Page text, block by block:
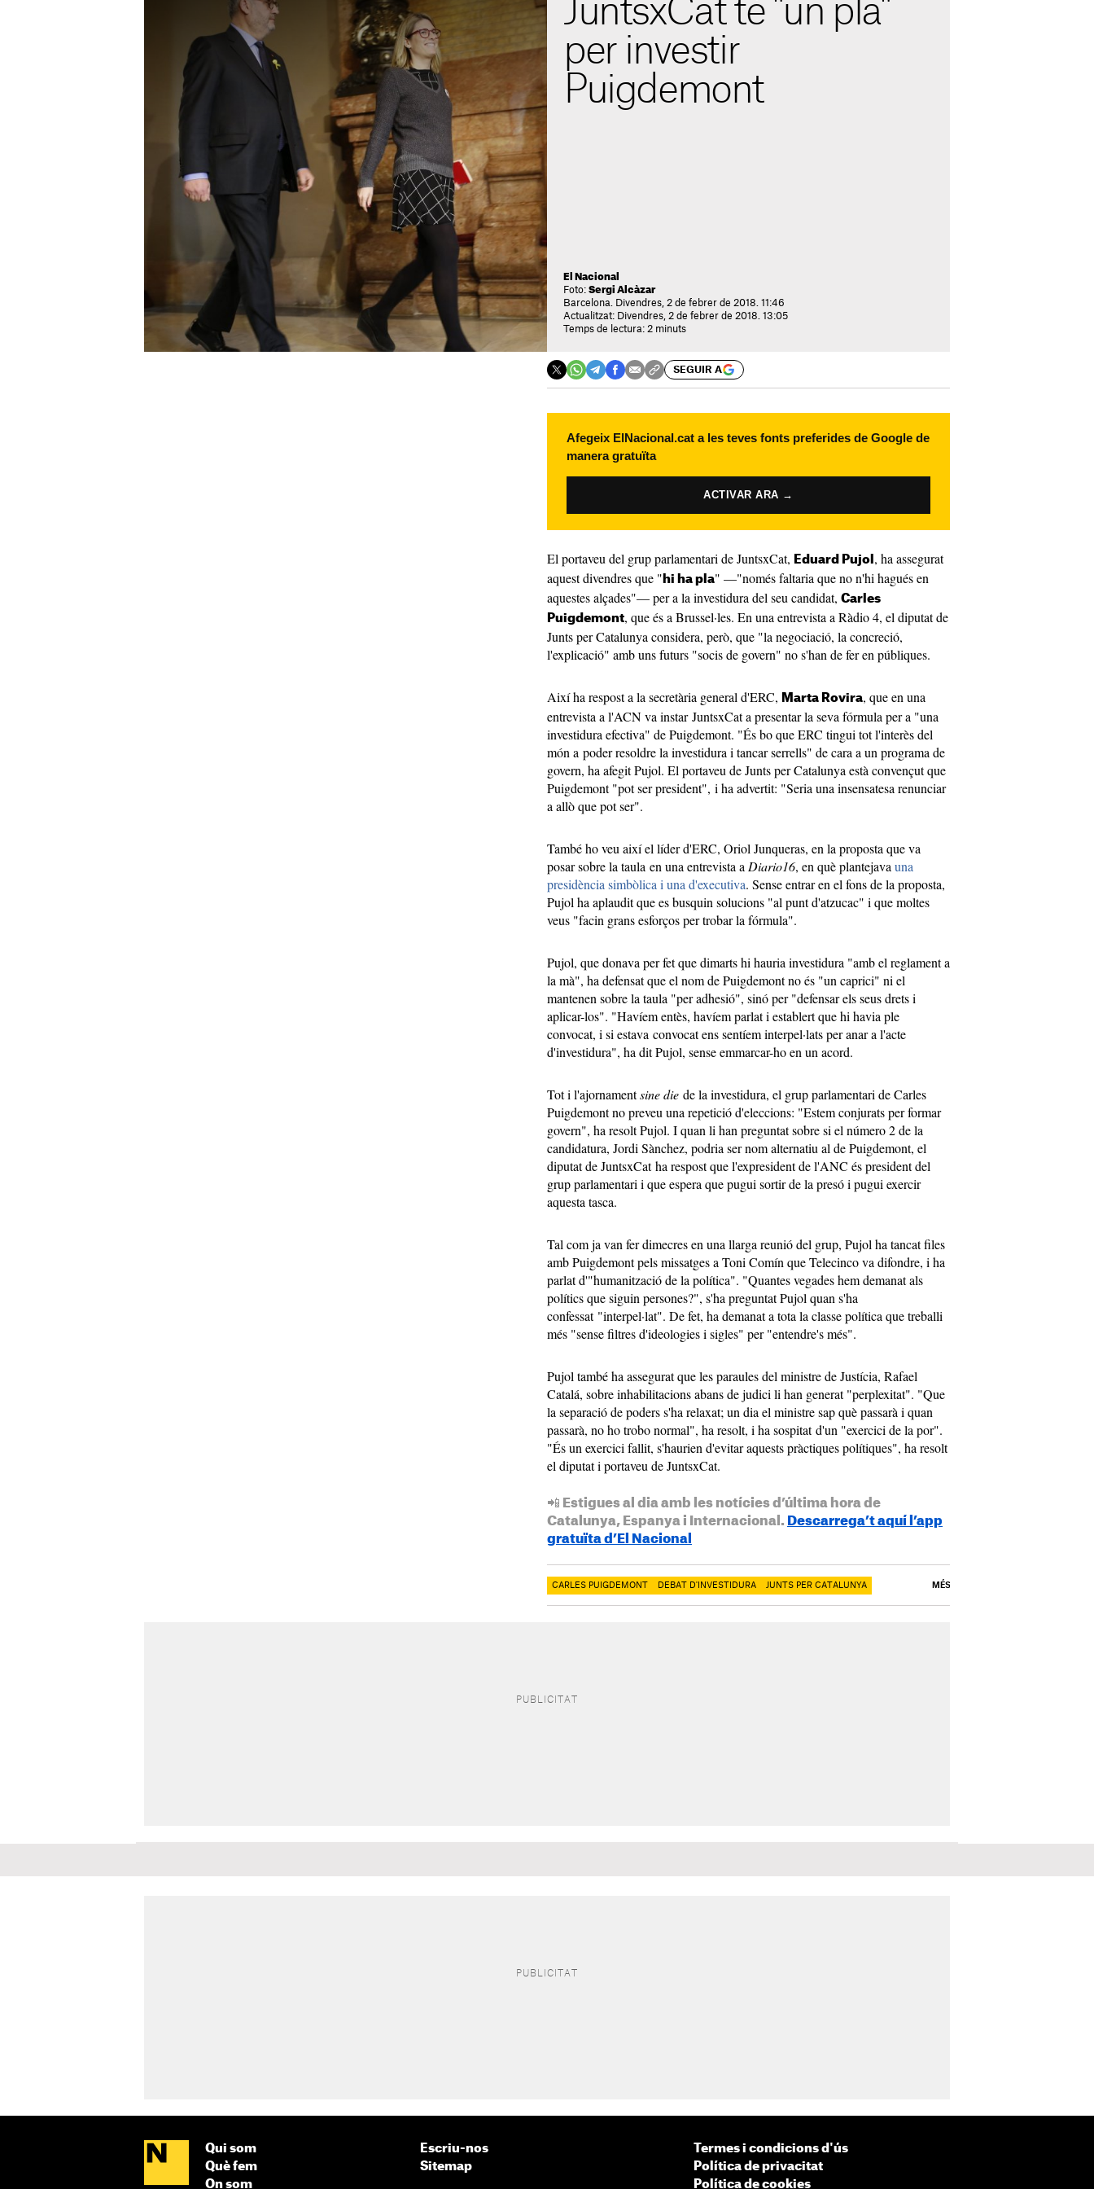
JuntsxCat té "un pla"
per investir
Puigdemont
El Nacional
Foto: Sergi Alcàzar
Barcelona. Divendres, 2 de febrer de 2018. 11:46
Actualitzat: Divendres, 2 de febrer de 2018. 13:05
Temps de lectura: 2 minuts
SEGUIR A
Afegeix ElNacional.cat a les teves fonts preferides de Google de
manera gratuïta
ACTIVAR ARA →
El portaveu del grup parlamentari de JuntsxCat, Eduard Pujol , ha assegurat
aquest divendres que " hi ha pla" —"només faltaria que no n'hi hagués en
aquestes alçades"— per a la investidura del seu candidat, Carles
Puigdemont, que és a Brussel·les. En una entrevista a Ràdio 4, el diputat de
Junts per Catalunya considera, però, que "la negociació, la concreció,
l'explicació" amb uns futurs "socis de govern" no s'han de fer en públiques.
Així ha respost a la secretària general d'ERC, Marta Rovira, que en una
entrevista a l'ACN va instar JuntsxCat a presentar la seva fórmula per a "una
investidura efectiva" de Puigdemont. "És bo que ERC tingui tot l'interès del
món a poder resoldre la investidura i tancar serrells" de cara a un programa de
govern, ha afegit Pujol. El portaveu de Junts per Catalunya està convençut que
Puigdemont "pot ser president", i ha advertit: "Seria una insensatesa renunciar
a allò que pot ser".
També ho veu així el líder d'ERC, Oriol Junqueras, en la proposta que va
posar sobre la taula en una entrevista a Diario16, en què plantejava una
presidència simbòlica i una d'executiva. Sense entrar en el fons de la proposta,
Pujol ha aplaudit que es busquin solucions "al punt d'atzucac" i que moltes
veus "facin grans esforços per trobar la fórmula".
Pujol, que donava per fet que dimarts hi hauria investidura "amb el reglament a
la mà", ha defensat que el nom de Puigdemont no és "un caprici" ni el
mantenen sobre la taula "per adhesió", sinó per "defensar els seus drets i
aplicar-los". "Havíem entès, havíem parlat i establert que hi havia ple
convocat, i si estava convocat ens sentíem interpel·lats per anar a l'acte
d'investidura", ha dit Pujol, sense emmarcar-ho en un acord.
Tot i l'ajornamentsine die de la investidura, el grup parlamentari de Carles
Puigdemont no preveu una repetició d'eleccions: "Estem conjurats per formar
govern", ha resolt Pujol. I quan li han preguntat sobre si el número 2 de la
candidatura, Jordi Sànchez, podria ser nom alternatiu al de Puigdemont, el
diputat de JuntsxCat ha respost que l'expresident de l'ANC és president del
grup parlamentari i que espera que pugui sortir de la presó i pugui exercir
aquesta tasca.
Tal com ja van fer dimecres en una llarga reunió del grup, Pujol ha tancat files
amb Puigdemont pels missatges a Toni Comín que Telecinco va difondre, i ha
parlat d'"humanització de la política". "Quantes vegades hem demanat als
polítics que siguin persones?", s'ha preguntat Pujol quan s'ha
confessat "interpel·lat". De fet, ha demanat a tota la classe política que treballi
més "sense filtres d'ideologies i sigles" per "entendre's més".
Pujol també ha assegurat que les paraules del ministre de Justícia, Rafael
Catalá, sobre inhabilitacions abans de judici li han generat "perplexitat". "Que
la separació de poders s'ha relaxat; un dia el ministre sap què passarà i quan
passarà, no ho trobo normal", ha resolt, i ha sospitat d'un "exercici de la por".
"És un exercici fallit, s'haurien d'evitar aquests pràctiques polítiques", ha resolt
el diputat i portaveu de JuntsxCat.
📲 Estigues al dia amb les notícies d’última hora de
Catalunya, Espanya i Internacional. Descarrega’t aquí l’app
gratuïta d’El Nacional
CARLES PUIGDEMONT DEBAT D'INVESTIDURA JUNTS PER CATALUNYA MÉS
Qui som
Què fem
On som
Escriu-nos
Sitemap
Termes i condicions d'ús
Política de privacitat
Política de cookies